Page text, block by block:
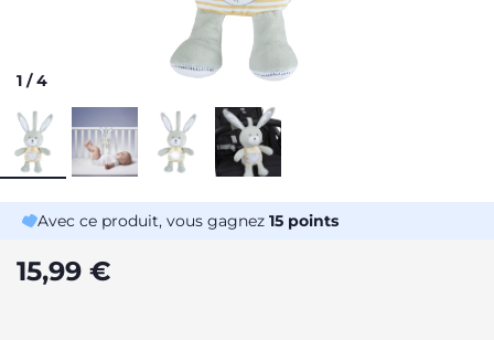
1 /4
Avec ce produit, vous gagnez 15 points
15,99 €